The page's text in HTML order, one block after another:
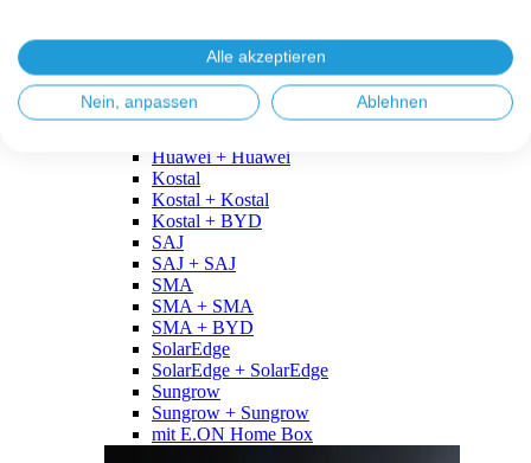
Fronius + BYD
GoodWe
GoodWe + GoodWe
GoodWe + BYD
Huawei + Huawei
Kostal
Kostal + Kostal
Kostal + BYD
SAJ
SAJ + SAJ
SMA
SMA + SMA
SMA + BYD
SolarEdge
SolarEdge + SolarEdge
Sungrow
Sungrow + Sungrow
mit E.ON Home Box
Alle akzeptieren
Nein, anpassen Ablehnen